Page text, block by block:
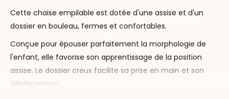
Cette chaise empilable est dotée d'une assise et d'un
dossier en bouleau, fermes et confortables.
Conçue pour épouser parfaitement la morphologie de
l'enfant, elle favorise son apprentissage de la position
assise. Le dossier creux facilite sa prise en main et son
déplacement.